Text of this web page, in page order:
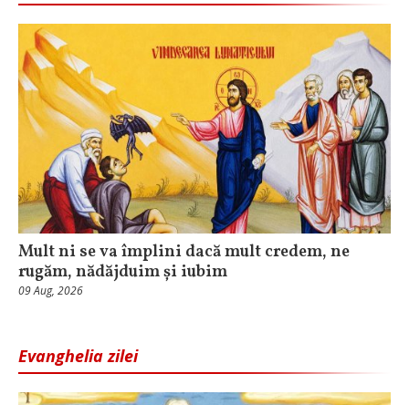
Mult ni se va împlini dacă mult credem, ne
rugăm, nădăjduim și iubim
09 Aug, 2026
Evanghelia zilei